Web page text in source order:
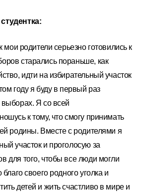
студентка:
мои родители серьезно готовились к
старались пораньше, как
идти на избирательный участок
году я буду в первый раз
выборах. Я со всей
к тому, что смогу принимать
родины. Вместе с родителями я
участок и проголосую за
для того, чтобы все люди могли
благо своего родного уголка и
детей и жить счастливо в мире и